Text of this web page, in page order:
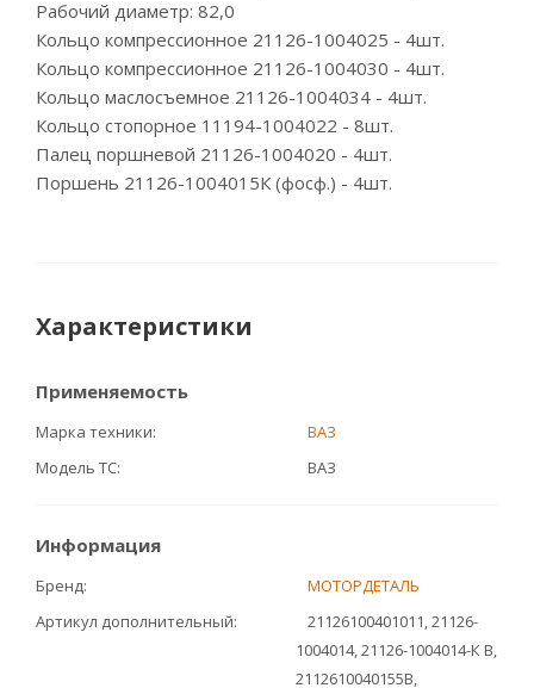
Рабочий диаметр: 82,0
Кольцо компрессионное 21126-1004025 - 4шт.
Кольцо компрессионное 21126-1004030 - 4шт.
Кольцо маслосъемное 21126-1004034 - 4шт.
Кольцо стопорное 11194-1004022 - 8шт.
Палец поршневой 21126-1004020 - 4шт.
Поршень 21126-1004015К (фосф.) - 4шт.
Характеристики
Применяемость
Марка техники
ВАЗ
Модель ТС
ВАЗ
Информация
Бренд
МОТОРДЕТАЛЬ
Артикул дополнительный
21126100401011, 21126-
1004014, 21126-1004014-К B,
2112610040155B,